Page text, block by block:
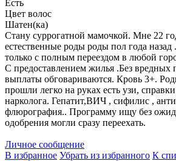
Есть
Цвет волос
Шатен(ка)
Стану суррогатной мамочкой. Мне 22
естественные роды роды пол года
только с полным переездом в любой
С предоставлением жилья .Без вредных
выплаты обговариваются. Кровь 3+.
прошли легко на руках есть узи,
нарколога. Гепатит,ВИЧ , сифилис ,
флюрография.. Программу ищу без
одобрения могли сразу переехать.
Личное сообщение
В избранное Убрать из избранного К